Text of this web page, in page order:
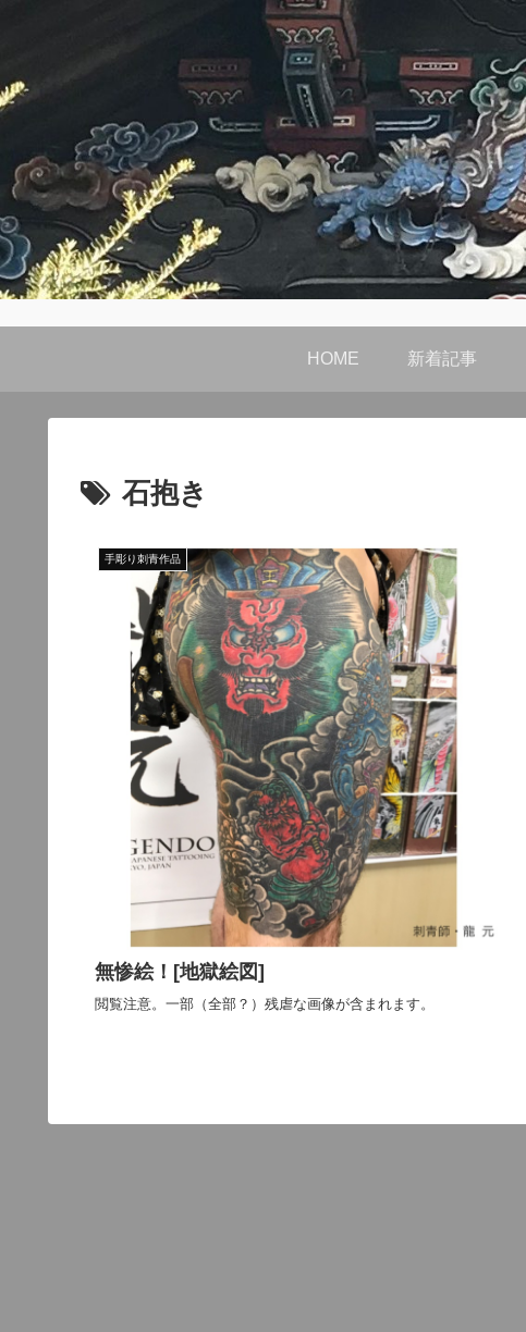
HOME 新着記事
石抱き
手彫り刺青作品
無惨絵！[地獄絵図]
閲覧注意。一部（全部？）残虐な画像が含まれます。